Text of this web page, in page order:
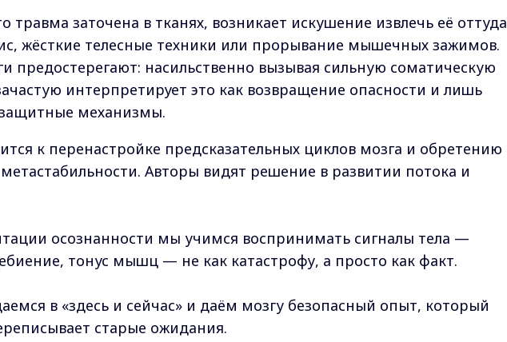
травма заточена в тканях, возникает искушение извлечь её оттуда
жёсткие телесные техники или прорывание мышечных зажимов.
предостерегают: насильственно вызывая сильную соматическую
интерпретирует это как возвращение опасности и лишь
защитные механизмы.
к перенастройке предсказательных циклов мозга и обретению
Авторы видят решение в развитии потока и
осознанности мы учимся воспринимать сигналы тела —
тонус мышц — не как катастрофу, а просто как факт.
в «здесь и сейчас» и даём мозгу безопасный опыт, который
старые ожидания.